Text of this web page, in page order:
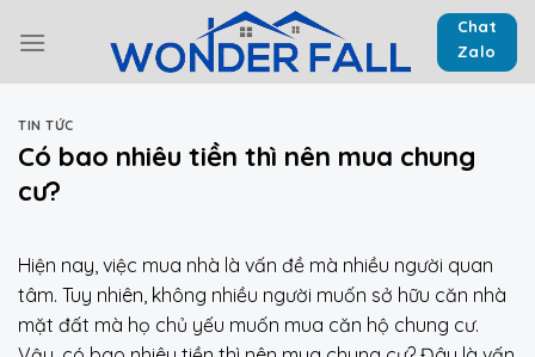
Chat
Zalo
TIN TỨC
Có bao nhiêu tiền thì nên mua chung
cư?
Hiện nay, việc mua nhà là vấn đề mà nhiều người quan
tâm. Tuy nhiên, không nhiều người muốn sở hữu căn nhà
mặt đất mà họ chủ yếu muốn mua căn hộ chung cư.